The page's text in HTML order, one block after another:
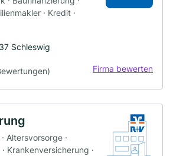
· Kredit ·
Schleswig
Firma bewerten
Altersvorsorge ·
Krankenversicherung ·